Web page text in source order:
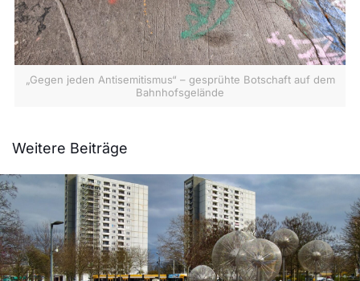
„Gegen jeden Antisemitismus“ – gesprühte Botschaft auf dem
Bahnhofsgelände
Weitere Beiträge